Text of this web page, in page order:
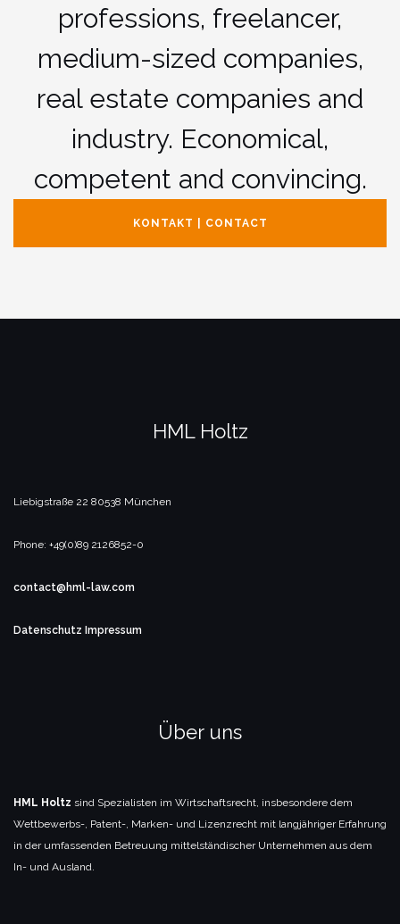
professions, freelancer,
medium-sized companies,
real estate companies and
industry. Economical,
competent and convincing.
KONTAKT | CONTACT
HML Holtz
Liebigstraße 22 80538 München
Phone: +49(0)89 2126852-0
contact@hml-law.com
Datenschutz Impressum
Über uns
HML Holtz sind Spezialisten im Wirtschaftsrecht, insbesondere dem
Wettbewerbs-, Patent-, Marken- und Lizenzrecht mit langjähriger Erfahrung
in der umfassenden Betreuung mittelständischer Unternehmen aus dem
In- und Ausland.